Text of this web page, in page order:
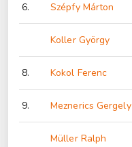
6. Szépfy Márton
Koller György
8. Kokol Ferenc
9. Meznerics Gergely
Müller Ralph